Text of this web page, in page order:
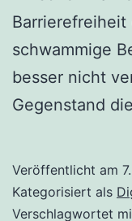
schwammige
besser nicht
Gegenstand
Veröffentlicht am
Kategorisiert als
Verschlagwortet